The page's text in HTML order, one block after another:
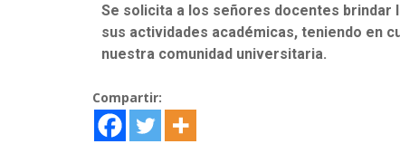
Se solicita a los señores docentes
sus actividades académicas, teniendo en
nuestra comunidad universitaria.
Compartir: